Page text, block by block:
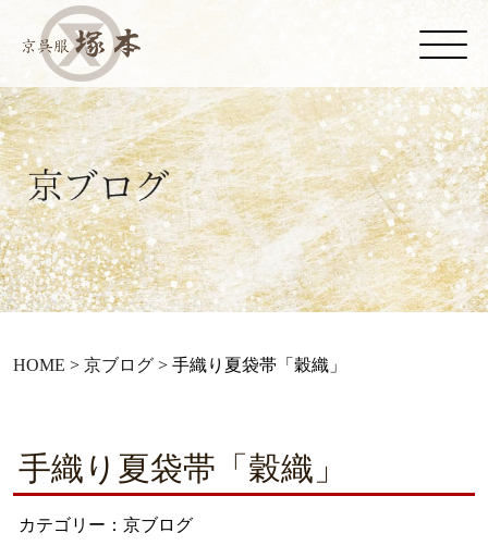
HOME > 京ブログ> 手織り夏袋帯「穀織」
手織り夏袋帯「穀織」
カテゴリー：京ブログ